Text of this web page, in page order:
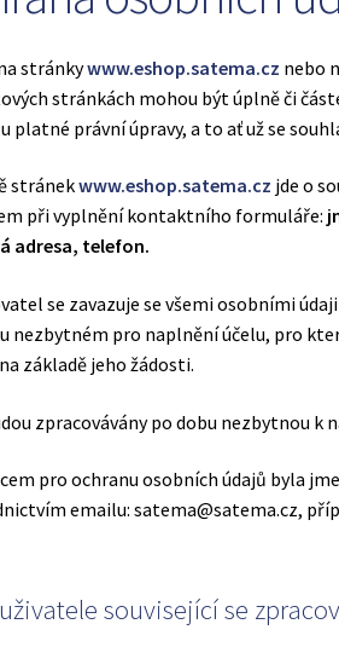
stránkywww.eshop.satema.cz nebo
stránkách mohou být úplně či
platné právní úpravy, a to ať už se
stránekwww.eshop.satema.cz jde o
při vyplnění kontaktního formuláře:
adresa, telefon.
se zavazuje se všemi osobními
nezbytném pro naplnění účelu, pro
základě jeho žádosti.
zpracovávány po dobu nezbytnou k
pro ochranu osobních údajů byla
emailu: satema@satema.cz,
související se